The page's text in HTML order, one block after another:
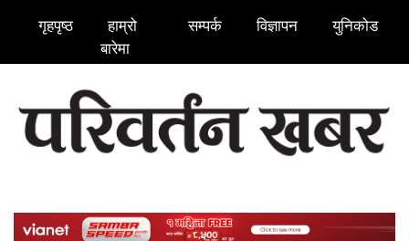
गृहपृष्ठ
हाम्रो
बारेमा
सम्पर्क विज्ञापन युनिकोड